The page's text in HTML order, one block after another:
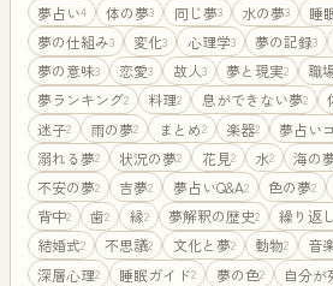
夢占い4 体の夢3 同じ夢3 水の夢3 睡
夢の仕組み3 変化3 心理学3 夢の記録3
夢の意味3 恋愛3 故人3 夢と現実2 職
夢ランキング2 料理2 息ができない夢2
迷子2 雨の夢2 まとめ2 楽器2 夢占い
溺れる夢2 状況の夢2 花見2 水2 海の
不安の夢2 吉夢2 夢占いQ&A2 色の夢2
背中2 歯2 縁2 夢解釈の歴史2 繰り返
結婚式2 不思議2 文化と夢2 動物2 音
深層心理2 睡眠ガイド2 夢の色2 自分が